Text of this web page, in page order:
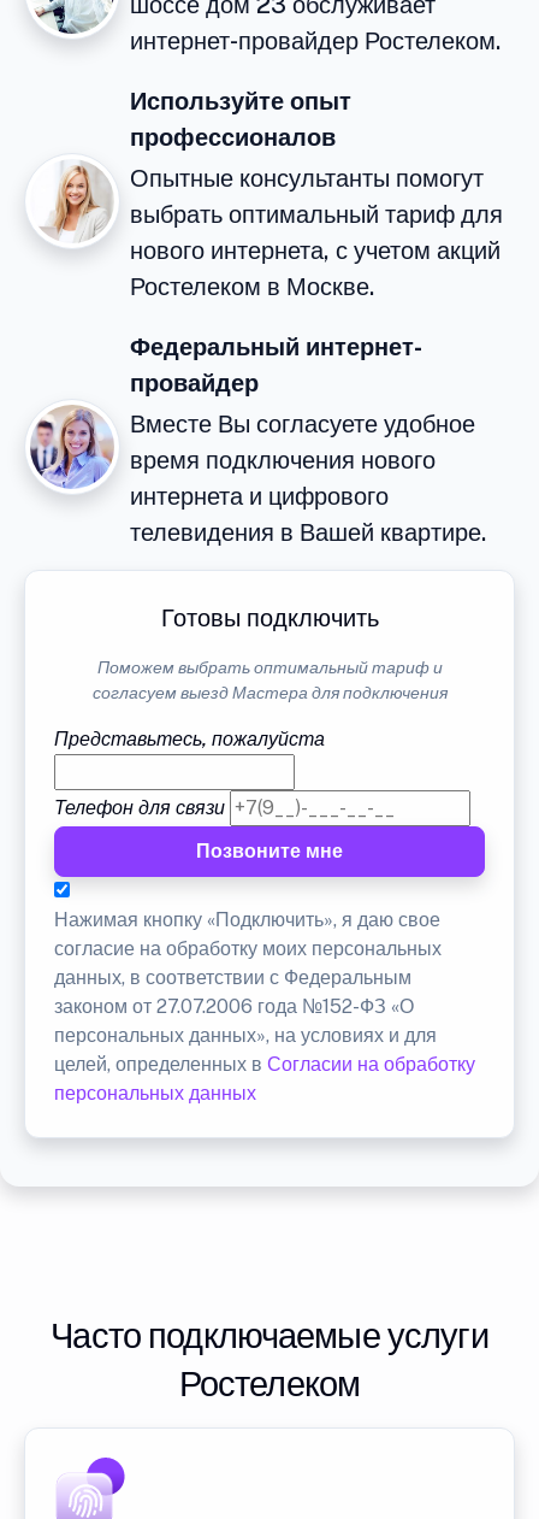
интернет-провайдер Ростелеком.
Используйте опыт
профессионалов
Опытные консультанты помогут
выбрать оптимальный тариф для
нового интернета, с учетом акций
Ростелеком в Москве.
Федеральный интернет-
провайдер
Вместе Вы согласуете удобное
время подключения нового
интернета и цифрового
телевидения в Вашей квартире.
Готовы подключить
Поможем выбрать оптимальный тариф и
согласуем выезд Мастера для подключения
Представьтесь, пожалуйста
Телефон для связи
Позвоните мне
Нажимая кнопку «Подключить», я даю свое
согласие на обработку моих персональных
данных, в соответствии с Федеральным
законом от 27.07.2006 года №152-ФЗ «О
персональных данных», на условиях и для
целей, определенных в Согласии на обработку
персональных данных
Часто подключаемые услуги
Ростелеком